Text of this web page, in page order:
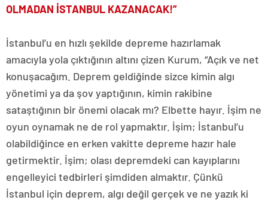
OLMADAN İSTANBUL KAZANACAK!”
İstanbul’u en hızlı şekilde depreme hazırlamak
amacıyla yola çıktığının altını çizen Kurum, “Açık ve net
konuşacağım. Deprem geldiğinde sizce kimin algı
yönetimi ya da şov yaptığının, kimin rakibine
sataştığının bir önemi olacak mı? Elbette hayır. İşim ne
oyun oynamak ne de rol yapmaktır. İşim; İstanbul’u
olabildiğince en erken vakitte depreme hazır hale
getirmektir. İşim; olası depremdeki can kayıplarını
engelleyici tedbirleri şimdiden almaktır. Çünkü
İstanbul için deprem, algı değil gerçek ve ne yazık ki